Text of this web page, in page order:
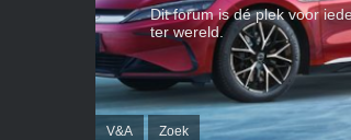
V&A Zoek
Dit forum is dé plek voor
ter wereld.